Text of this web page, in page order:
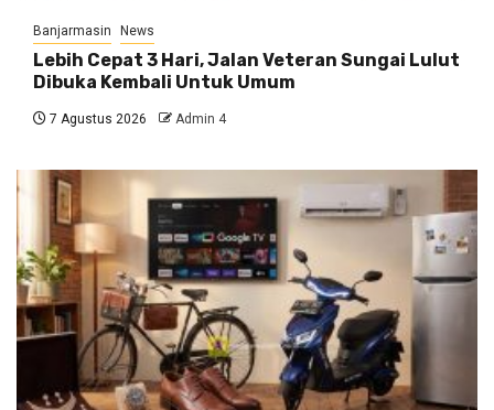
Banjarmasin News
Lebih Cepat 3 Hari, Jalan Veteran Sungai Lulut
Dibuka Kembali Untuk Umum
7 Agustus 2026 Admin 4